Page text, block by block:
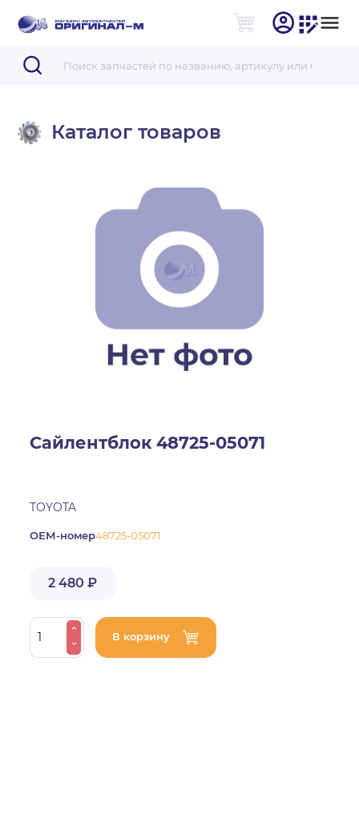
Каталог товаров
Сайлентблок 48725-05071
TOYOTA
ОЕМ-номер48725-05071
2 480 ₽
В корзину